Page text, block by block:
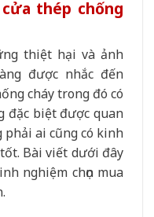
cửa thép chống
thiệt hại và ảnh
được nhắc đến
cháy trong đó có
đặc biệt được quan
ai cũng có kinh
tốt. Bài viết dưới đây
nghiệm chọn mua